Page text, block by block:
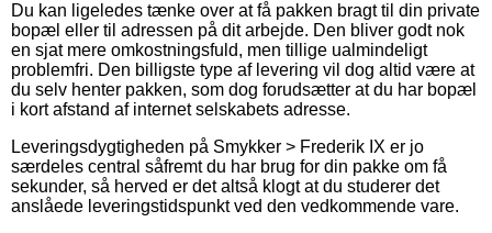
Du kan ligeledes tænke over at få pakken bragt til din private
bopæl eller til adressen på dit arbejde. Den bliver godt nok
en sjat mere omkostningsfuld, men tillige ualmindeligt
problemfri. Den billigste type af levering vil dog altid være at
du selv henter pakken, som dog forudsætter at du har bopæl
i kort afstand af internet selskabets adresse.
Leveringsdygtigheden på Smykker > Frederik IX er jo
særdeles central såfremt du har brug for din pakke om få
sekunder, så herved er det altså klogt at du studerer det
anslåede leveringstidspunkt ved den vedkommende vare.